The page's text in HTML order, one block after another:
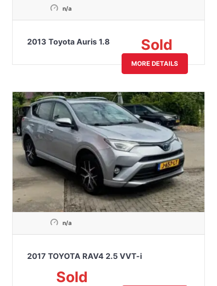
n/a
2013 Toyota Auris 1.8 Sold
MORE DETAILS
n/a
2017 TOYOTA RAV4 2.5 VVT-i
Sold